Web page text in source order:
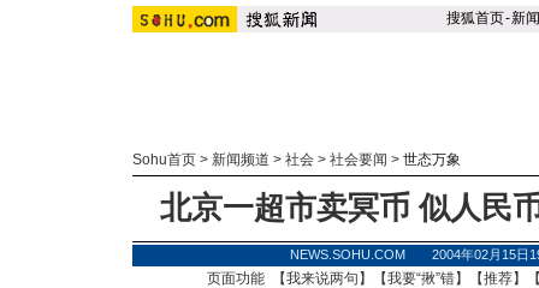
搜狐首页-新闻
Sohu首页 > 新闻频道 > 社会 > 社会要闻 > 世态万象
北京一超市卖冥币 似人民
NEWS.SOHU.COM 2004年02月15
页面功能 【我来说两句 】【我要“揪”错】【推荐】